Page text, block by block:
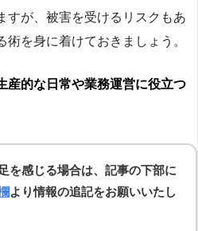
すが、被害を受けるリスクもあ
術を身に着けておきましょう。
産的な日常や業務運営に役立つ
を感じる場合は、記事の下部に
より情報の追記をお願いいたし